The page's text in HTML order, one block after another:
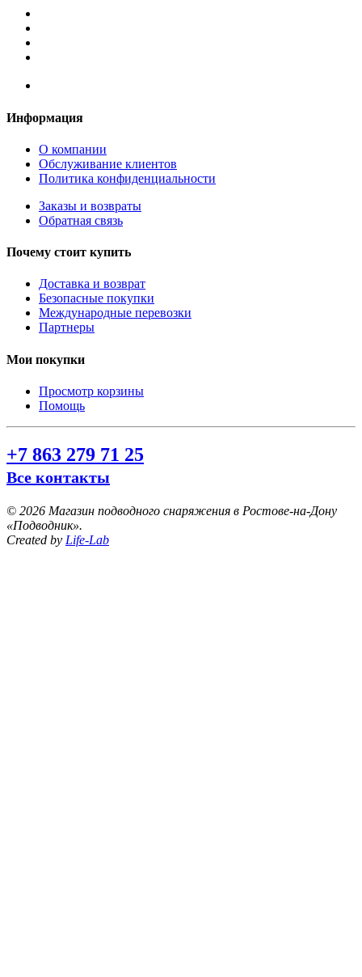
Информация
О компании
Обслуживание клиентов
Политика конфиденциальности
Заказы и возвраты
Обратная связь
Почему стоит купить
Доставка и возврат
Безопасные покупки
Международные перевозки
Партнеры
Мои покупки
Просмотр корзины
Помощь
+7 863 279 71 25
Все контакты
© 2026 Магазин подводного снаряжения в Ростове-на-Дону
«Подводник».
Created by Life-Lab